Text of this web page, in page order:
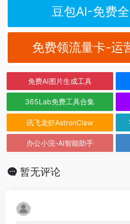
豆包AI-免费
免费领流量卡-运
免费AI图片生成工具
365Lab免费工具合集
讯飞龙虾AstronClaw
办公小浣-AI智能助手
暂无评论